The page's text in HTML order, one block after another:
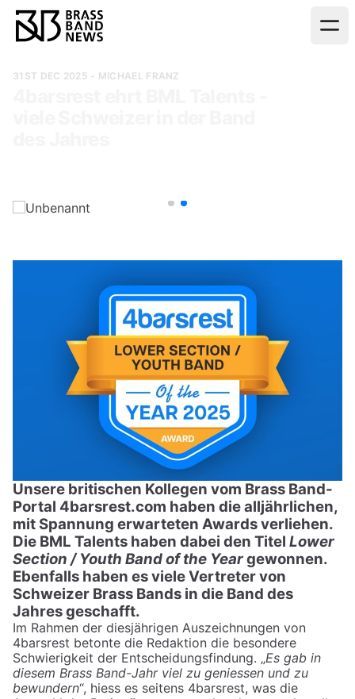
31ST DEC 2025 - MICHAEL FRANZ
Unsere britischen Kollegen vom Brass Band-
Portal 4barsrest.com haben die alljährlichen,
mit Spannung erwarteten Awards verliehen.
Die BML Talents haben dabei den Titel Lower
Section / Youth Band of the Yeargewonnen.
Ebenfalls haben es viele Vertreter von
Schweizer Brass Bands in die Band des
Jahres geschafft.
Im Rahmen der diesjährigen Auszeichnungen von
4barsrest betonte die Redaktion die besondere
Schwierigkeit der Entscheidungsfindung. „Es gab in
diesem Brass Band-Jahr viel zu geniessen und zu
bewundern“, hiess es seitens 4barsrest, was die